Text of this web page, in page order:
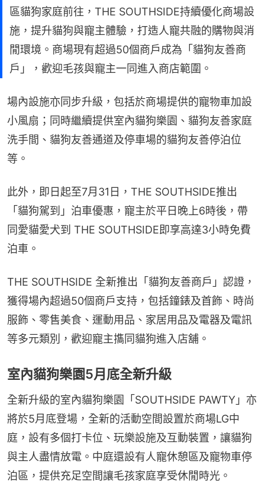
區貓狗家庭前往，THE SOUTHSIDE持續優化商場設
施，提升貓狗與寵主體驗，打造人寵共融的購物與消
閒環境。商場現有超過50個商戶成為「貓狗友善商
戶」，歡迎毛孩與寵主一同進入商店範圍。
場內設施亦同步升級，包括於商場提供的寵物車加設
小風扇；同時繼續提供室內貓狗樂園、貓狗友善家庭
洗手間、貓狗友善通道及停車場的貓狗友善停泊位
等。
此外，即日起至7月31日，THE SOUTHSIDE推出
「貓狗駕到」泊車優惠，寵主於平日晚上6時後，帶
同愛貓愛犬到 THE SOUTHSIDE即享高達3小時免費
泊車。
THE SOUTHSIDE 全新推出「貓狗友善商戶」認證，
獲得場內超過50個商戶支持，包括鐘錶及首飾、時尚
服飾、零售美食、運動用品、家居用品及電器及電訊
等多元類別，歡迎寵主㩦同貓狗進入店舖。
室內貓狗樂園5月底全新升級
全新升級的室內貓狗樂園「SOUTHSIDE PAWTY」亦
將於5月底登場，全新的活動空間設置於商場LG中
庭，設有多個打卡位、玩樂設施及互動裝置，讓貓狗
與主人盡情放電。中庭還設有人寵休憩區及寵物車停
泊區，提供充足空間讓毛孩家庭享受休閒時光。